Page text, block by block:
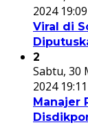
2024
Viral di
2
Sabtu, 30
2024
Manajer